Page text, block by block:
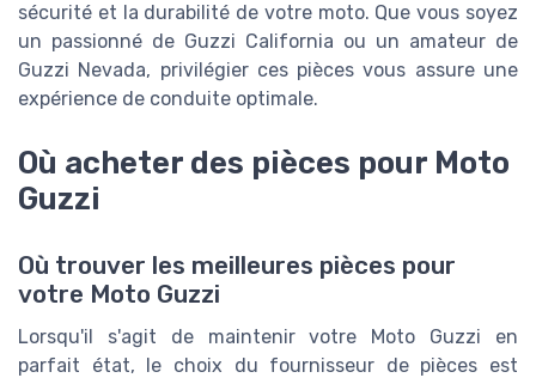
sécurité et la durabilité de votre moto. Que vous soyez
un passionné de Guzzi California ou un amateur de
Guzzi Nevada, privilégier ces pièces vous assure une
expérience de conduite optimale.
Où acheter des pièces pour Moto
Guzzi
Où trouver les meilleures pièces pour
votre Moto Guzzi
Lorsqu'il s'agit de maintenir votre Moto Guzzi en
parfait état, le choix du fournisseur de pièces est